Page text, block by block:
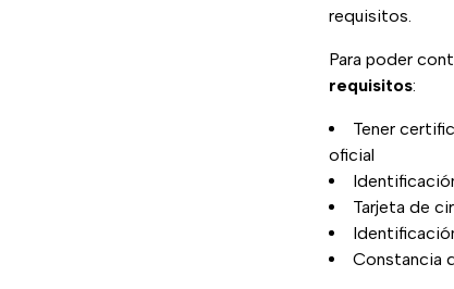
requisitos.
Para poder
requisitos:
Tener
oficial
Tarjeta de
Constancia